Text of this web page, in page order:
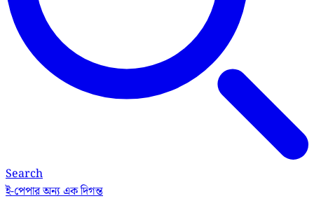
Search
ই-পেপারঅন্য এক দিগন্ত